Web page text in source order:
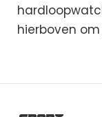
hierboven